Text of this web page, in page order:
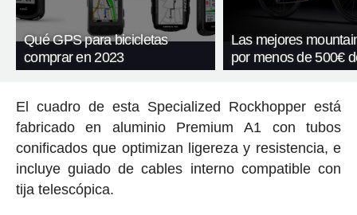
Qué GPS para bicicletas
comprar en 2023
Las mejores
por menos de 500€
El cuadro de esta Specialized Rockhopper está
fabricado en aluminio Premium A1 con tubos
conificados que optimizan ligereza y resistencia, e
incluye guiado de cables interno compatible con
tija telescópica.